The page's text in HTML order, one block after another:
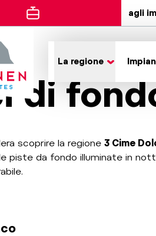
agli
La regione
di
scoprire la regione 3 Cime
piste da fondo illuminate in